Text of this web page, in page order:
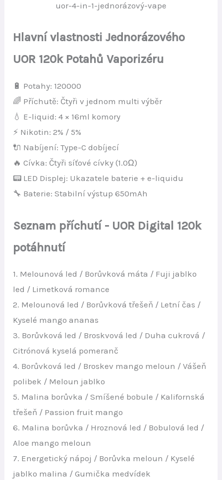
uor-4-in-1-jednorázový-vape
Hlavní vlastnosti Jednorázového
UOR 120k Potahů Vaporizéru
🔋 Potahy: 120000
🌈 Příchutě: Čtyři v jednom multi výběr
💧 E-liquid: 4 × 16ml komory
⚡ Nikotin: 2% / 5%
🔌 Nabíjení: Type-C dobíjecí
🔥 Cívka: Čtyři síťové cívky (1.0Ω)
📟 LED Displej: Ukazatele baterie + e-liquidu
🔧 Baterie: Stabilní výstup 650mAh
Seznam příchutí - UOR Digital 120k
potáhnutí
1. Melounová led / Borůvková máta / Fuji jablko
led / Limetková romance
2. Melounová led / Borůvková třešeň / Letní čas /
Kyselé mango ananas
3. Borůvková led / Broskvová led / Duha cukrová /
Citrónová kyselá pomeranč
4. Borůvková led / Broskev mango meloun / Vášeň
polibek / Meloun jablko
5. Malina borůvka / Smíšené bobule / Kalifornská
třešeň / Passion fruit mango
6. Malina borůvka / Hroznová led / Bobulová led /
Aloe mango meloun
7. Energetický nápoj / Borůvka meloun / Kyselé
jablko malina / Gumička medvídek